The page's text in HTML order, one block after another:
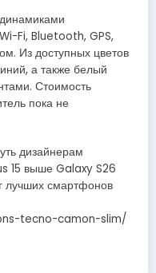
Fi, Bluetooth, GPS,
Из доступных цветов
а также белый
Стоимость
пока не
дизайнерам
15 выше Galaxy S26
лучших смартфонов
tecno-camon-slim/